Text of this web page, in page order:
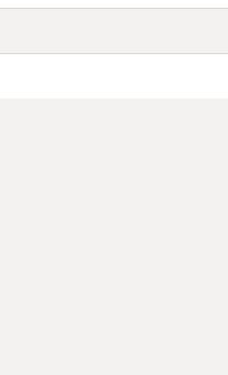
相続放棄などの亡くなってから
くようにお話してみてはどうで